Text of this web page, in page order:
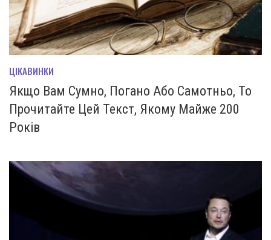
ЦІКАВИНКИ
Якщо Вам Сумно, Погано Або Самотньо, То
Прочитайте Цей Текст, Якому Майже 200
Років